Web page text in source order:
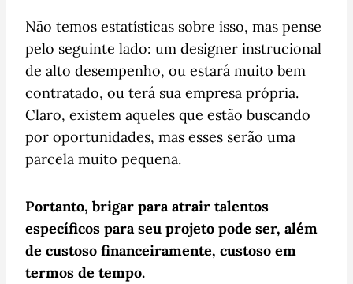
Não temos estatísticas sobre isso, mas pense
pelo seguinte lado: um designer instrucional
de alto desempenho, ou estará muito bem
contratado, ou terá sua empresa própria.
Claro, existem aqueles que estão buscando
por oportunidades, mas esses serão uma
parcela muito pequena.
Portanto, brigar para atrair talentos
específicos para seu projeto pode ser, além
de custoso financeiramente, custoso em
termos de tempo.